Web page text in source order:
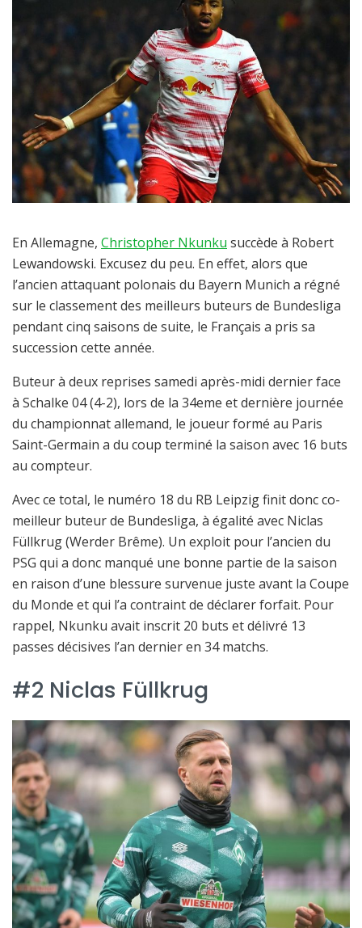
En Allemagne, Christopher Nkunku succède à Robert
Lewandowski. Excusez du peu. En effet, alors que
l’ancien attaquant polonais du Bayern Munich a régné
sur le classement des meilleurs buteurs de Bundesliga
pendant cinq saisons de suite, le Français a pris sa
succession cette année.
Buteur à deux reprises samedi après-midi dernier face
à Schalke 04 (4-2), lors de la 34eme et dernière journée
du championnat allemand, le joueur formé au Paris
Saint-Germain a du coup terminé la saison avec 16 buts
au compteur.
Avec ce total, le numéro 18 du RB Leipzig finit donc co-
meilleur buteur de Bundesliga, à égalité avec Niclas
Füllkrug (Werder Brême). Un exploit pour l’ancien du
PSG qui a donc manqué une bonne partie de la saison
en raison d’une blessure survenue juste avant la Coupe
du Monde et qui l’a contraint de déclarer forfait. Pour
rappel, Nkunku avait inscrit 20 buts et délivré 13
passes décisives l’an dernier en 34 matchs.
#2 Niclas Füllkrug